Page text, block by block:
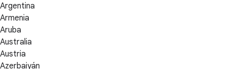
Argentina
Armenia
Aruba
Australia
Austria
Azerbaiyán